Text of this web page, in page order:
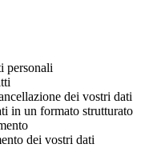
personali
dei vostri dati
in un formato strutturato
dei vostri dati